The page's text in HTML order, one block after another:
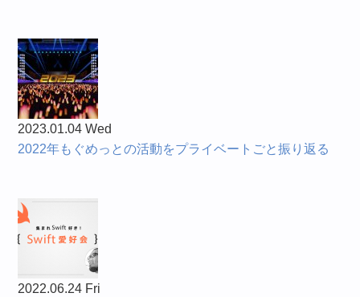
2023.01.04 Wed
2022年もぐめっとの活動をプライベートごと振り返る
2022.06.24 Fri